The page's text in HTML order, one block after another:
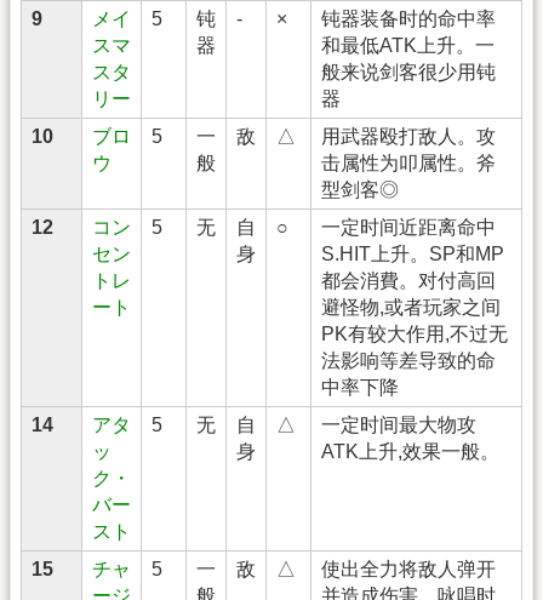
9
メイ
スマ
スタ
リー
5
钝
器
- ×
钝器装备时的命中率
和最低ATK上升。一
般来说剑客很少用钝
器
10
ブロ
ウ
5
一
般
敌 △
用武器殴打敌人。攻
击属性为叩属性。斧
型剑客◎
12
コン
セン
トレ
ート
5 无
自
身
○
一定时间近距离命中
S.HIT上升。SP和MP
都会消費。对付高回
避怪物,或者玩家之间
PK有较大作用,不过无
法影响等差导致的命
中率下降
14
アタ
ッ
ク・
バー
スト
5 无
自
身
△
一定时间最大物攻
ATK上升,效果一般。
15
チャ
ージ
5
一
般
敌 △
使出全力将敌人弹开
并造成伤害。咏唱时